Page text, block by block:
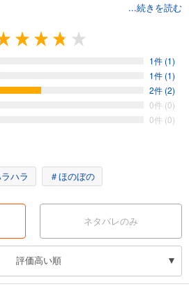
...続きを読む
1件 (1)
1件 (1)
2件 (2)
0件 (0)
0件 (0)
ハラ ＃ほのぼの
ネタバレのみ
評価高い順